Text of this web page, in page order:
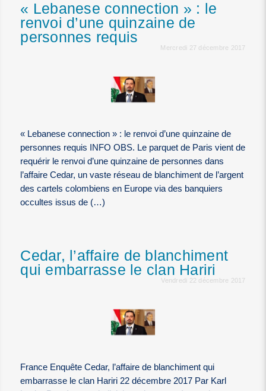
« Lebanese connection » : le
renvoi d’une quinzaine de
personnes requis
Mercredi 27 décembre 2017
« Lebanese connection » : le renvoi d’une quinzaine de
personnes requis INFO OBS. Le parquet de Paris vient de
requérir le renvoi d’une quinzaine de personnes dans
l’affaire Cedar, un vaste réseau de blanchiment de l’argent
des cartels colombiens en Europe via des banquiers
occultes issus de (…)
Cedar, l’affaire de blanchiment
qui embarrasse le clan Hariri
Vendredi 22 décembre 2017
France Enquête Cedar, l’affaire de blanchiment qui
embarrasse le clan Hariri 22 décembre 2017 Par Karl